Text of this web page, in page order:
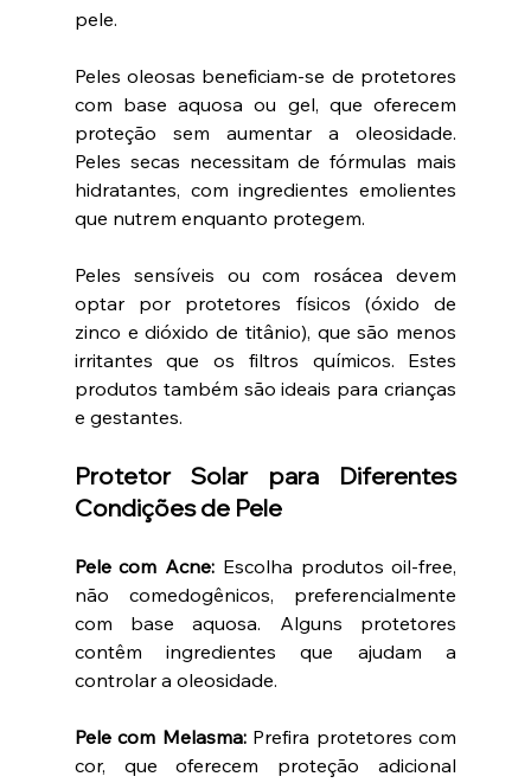
pele.
Peles oleosas beneficiam-se de protetores
com base aquosa ou gel, que oferecem
proteção sem aumentar a oleosidade.
Peles secas necessitam de fórmulas mais
hidratantes, com ingredientes emolientes
que nutrem enquanto protegem.
Peles sensíveis ou com rosácea devem
optar por protetores físicos (óxido de
zinco e dióxido de titânio), que são menos
irritantes que os filtros químicos. Estes
produtos também são ideais para crianças
e gestantes.
Protetor Solar para Diferentes
Condições de Pele
Pele com Acne: Escolha produtos oil-free,
não comedogênicos, preferencialmente
com base aquosa. Alguns protetores
contêm ingredientes que ajudam a
controlar a oleosidade.
Pele com Melasma: Prefira protetores com
cor, que oferecem proteção adicional